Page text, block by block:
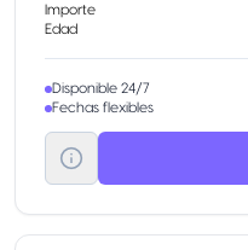
Importe
Edad
Disponible 24/7
Fechas flexibles